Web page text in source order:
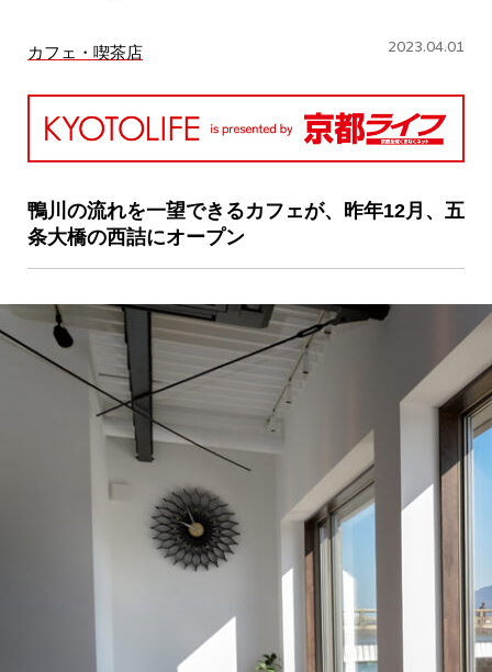
MAIN MENU
SERIES
カレーが好き
京都おやつクラブ
私と店のはなし
今月の京みやげ
京都の書店
カフェ・喫茶店 2023.04.01
鴨川の流れを一望できるカフェが、昨年12月、五
条大橋の西詰にオープン